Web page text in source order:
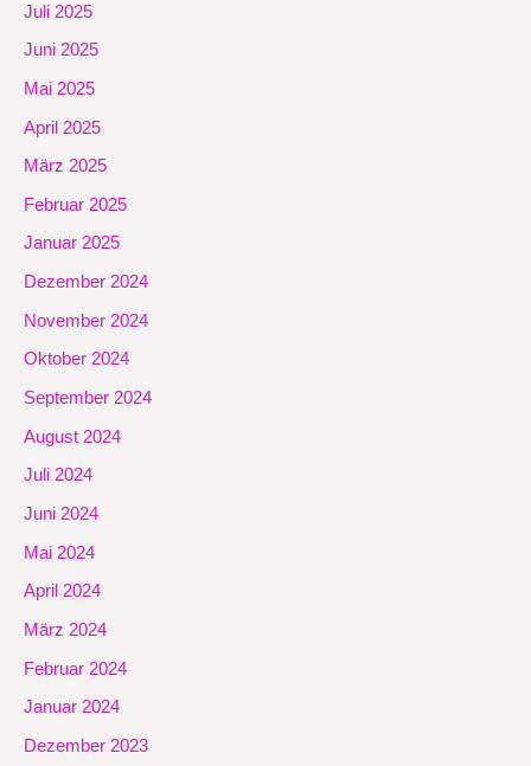
Juli 2025
Juni 2025
Mai 2025
April 2025
März 2025
Februar 2025
Januar 2025
Dezember 2024
November 2024
Oktober 2024
September 2024
August 2024
Juli 2024
Juni 2024
Mai 2024
April 2024
März 2024
Februar 2024
Januar 2024
Dezember 2023